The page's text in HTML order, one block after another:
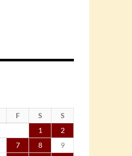
F S
S
1
2
7 8
9